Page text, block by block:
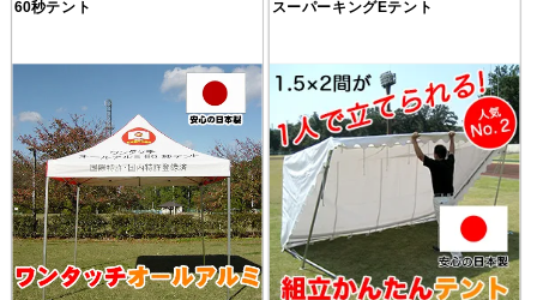
60秒テント スーパーキングEテント